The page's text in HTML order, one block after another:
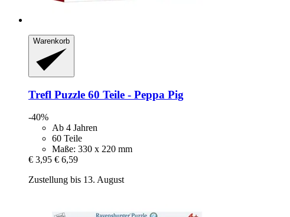
Warenkorb
Trefl Puzzle 60 Teile -​ Peppa Pig
-40%
Ab 4 Jahren
60 Teile
Maße: 330 x 220 mm
€ 3,95 € 6,59
Zustellung bis 13. August